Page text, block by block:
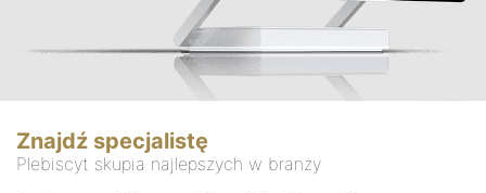
Znajdź specjalistę
Plebiscyt skupia najlepszych w branży